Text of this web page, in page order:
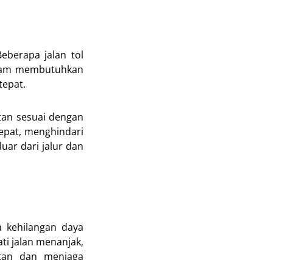
jalan tol
membutuhkan
sesuai dengan
menghindari
dari jalur dan
kehilangan daya
jalan menanjak,
dan menjaga